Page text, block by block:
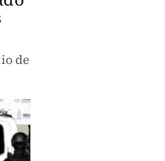
de